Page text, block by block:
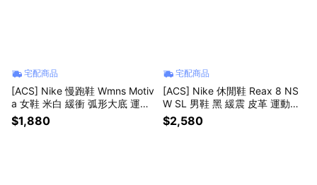
宅配商品
[ACS] Nike 慢跑鞋 Wmns Motiv
a 女鞋 米白 緩衝 弧形大底 運動
鞋 DV1238-113
$1,880
宅配商品
[ACS] Nike 休閒鞋 Reax 8 NS
W SL 男鞋 黑 緩震 皮革 運動鞋 I
R5118-004
$2,580